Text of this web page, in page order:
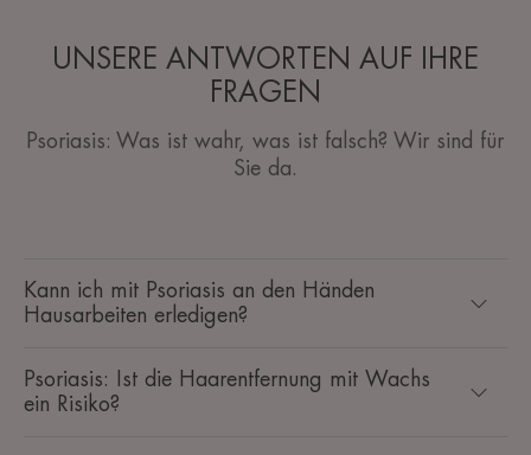
UNSERE ANTWORTEN AUF IHRE
FRAGEN
Psoriasis: Was ist wahr, was ist falsch? Wir sind für
Sie da.
Kann ich mit Psoriasis an den Händen
Hausarbeiten erledigen?
Psoriasis: Ist die Haarentfernung mit Wachs
ein Risiko?